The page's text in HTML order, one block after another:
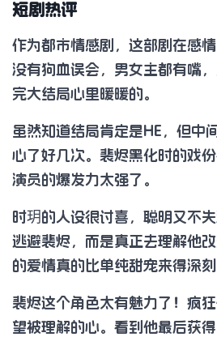
短剧热评
作为都市情感剧，这部剧在感
没有狗血误会，男女主都有嘴
完大结局心里暖暖的。
虽然知道结局肯定是HE，但中
心了好几次。裴烬黑化时的戏
演员的爆发力太强了。
时玥的人设很讨喜，聪明又不
逃避裴烬，而是真正去理解他
的爱情真的比单纯甜宠来得深刻
裴烬这个角色太有魅力了！疯
望被理解的心。看到他最后获